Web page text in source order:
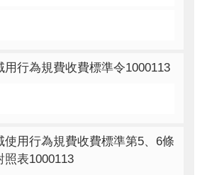
用行為規費收費標準令1000113
使用行為規費收費標準第5、6條
表1000113